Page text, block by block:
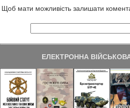
Щоб мати можливість залишати
ЕЛЕКТРОННА